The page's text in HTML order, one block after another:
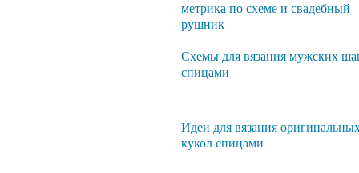
метрика по схеме и свадебный
рушник
Схемы для вязания мужских
спицами
Идеи для вязания
кукол спицами